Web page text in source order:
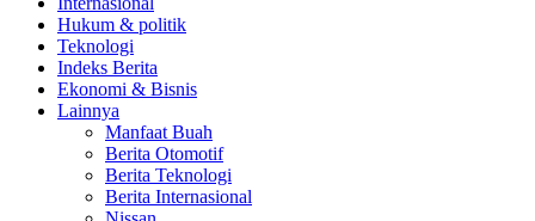
Hukum & politik
Teknologi
Indeks Berita
Ekonomi & Bisnis
Lainnya
Manfaat Buah
Berita Otomotif
Berita Teknologi
Berita Internasional